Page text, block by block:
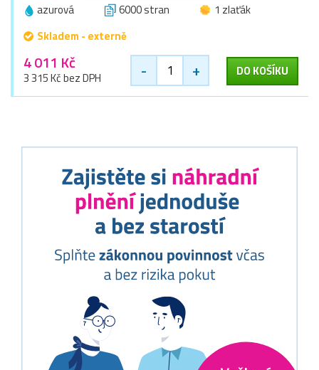
azurová 6000 stran
1 zlaťák
Skladem - externě
4 011 Kč
3 315 Kč bez DPH - + DO KOŠÍKU